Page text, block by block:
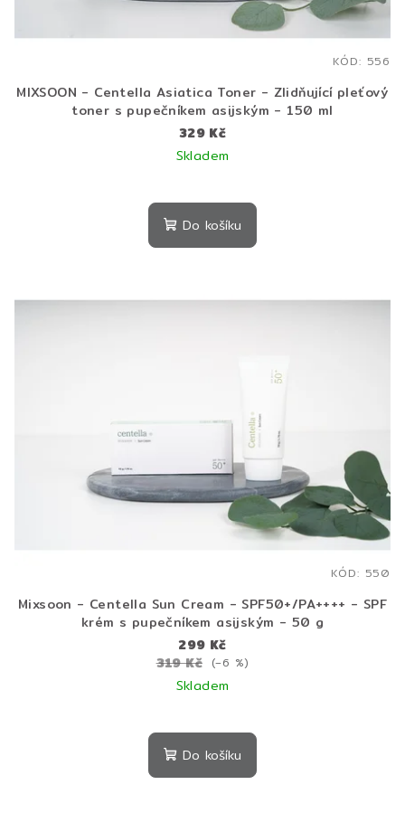
MIXSOON - Centella Asiatica Toner - Zlidňující pleťový
toner s pupečníkem asijským - 150 ml
329 Kč
Skladem
hodnocení
produktu
Do košíku
KÓD: 556
Mixsoon - Centella Sun Cream - SPF50+/PA++++ - SPF
krém s pupečníkem asijským - 50 g
299 Kč
319 Kč (–6 %)
Skladem
Do košíku
KÓD: 550